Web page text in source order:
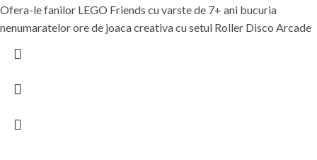
Ofera-le fanilor LEGO Friends cu varste de 7+ ani bucuria
nenumaratelor ore de joaca creativa cu setul Roller Disco Arcade